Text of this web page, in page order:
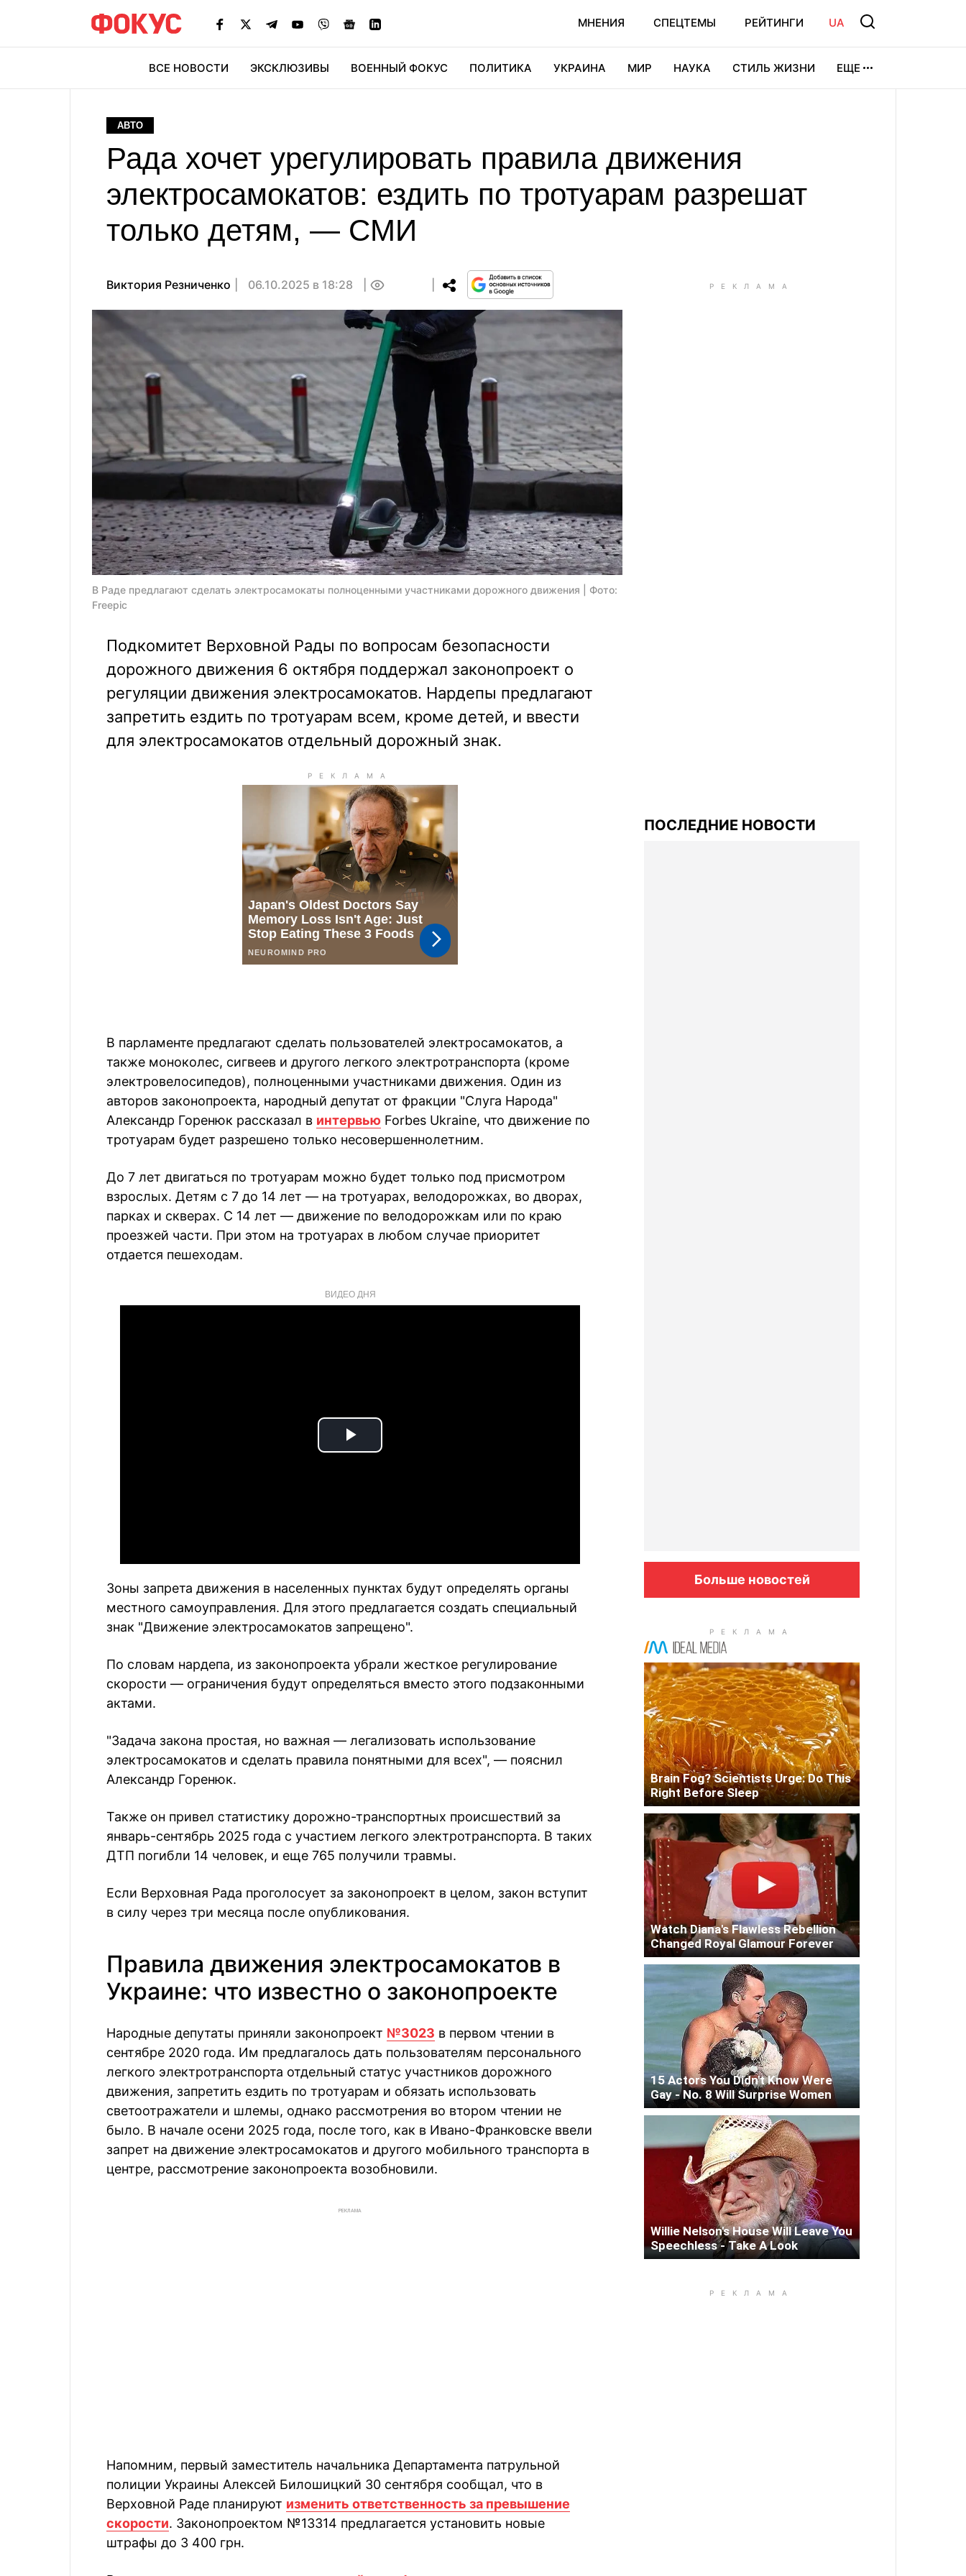
МНЕНИЯ СПЕЦТЕМЫ РЕЙТИНГИ UA
ВСЕ НОВОСТИ ЭКСКЛЮЗИВЫ ВОЕННЫЙ ФОКУС ПОЛИТИКА УКРАИНА МИР НАУКА СТИЛЬ ЖИЗНИ ЕЩЕ
АВТО
Рада хочет урегулировать правила движения
электросамокатов: ездить по тротуарам разрешат
только детям, — СМИ
Виктория Резниченко 06.10.2025 в 18:28
В Раде предлагают сделать электросамокаты полноценными участниками дорожного движения | Фото:
Freepic
Подкомитет Верховной Рады по вопросам безопасности
дорожного движения 6 октября поддержал законопроект о
регуляции движения электросамокатов. Нардепы предлагают
запретить ездить по тротуарам всем, кроме детей, и ввести
для электросамокатов отдельный дорожный знак.
В парламенте предлагают сделать пользователей электросамокатов, а
также моноколес, сигвеев и другого легкого электротранспорта (кроме
электровелосипедов), полноценными участниками движения. Один из
авторов законопроекта, народный депутат от фракции "Слуга Народа"
Александр Горенюк рассказал в интервью Forbes Ukraine, что движение по
тротуарам будет разрешено только несовершеннолетним.
До 7 лет двигаться по тротуарам можно будет только под присмотром
взрослых. Детям с 7 до 14 лет — на тротуарах, велодорожках, во дворах,
парках и скверах. С 14 лет — движение по велодорожкам или по краю
проезжей части. При этом на тротуарах в любом случае приоритет
отдается пешеходам.
ВИДЕО ДНЯ
Play
Зоны запрета движения в населенных пунктах будут определять органы
местного самоуправления. Для этого предлагается создать специальный
знак "Движение электросамокатов запрещено".
По словам нардепа, из законопроекта убрали жесткое регулирование
скорости — ограничения будут определяться вместо этого подзаконными
актами.
"Задача закона простая, но важная — легализовать использование
электросамокатов и сделать правила понятными для всех", — пояснил
Александр Горенюк.
Также он привел статистику дорожно-транспортных происшествий за
январь-сентябрь 2025 года с участием легкого электротранспорта. В таких
ДТП погибли 14 человек, и еще 765 получили травмы.
Если Верховная Рада проголосует за законопроект в целом, закон вступит
в силу через три месяца после опубликования.
Правила движения электросамокатов в
Украине: что известно о законопроекте
Народные депутаты приняли законопроект №3023 в первом чтении в
сентябре 2020 года. Им предлагалось дать пользователям персонального
легкого электротранспорта отдельный статус участников дорожного
движения, запретить ездить по тротуарам и обязать использовать
светоотражатели и шлемы, однако рассмотрения во втором чтении не
было. В начале осени 2025 года, после того, как в Ивано-Франковске ввели
запрет на движение электросамокатов и другого мобильного транспорта в
центре, рассмотрение законопроекта возобновили.
РЕКЛАМА
Напомним, первый заместитель начальника Департамента патрульной
полиции Украины Алексей Билошицкий 30 сентября сообщал, что в
Верховной Раде планируют изменить ответственность за превышение
скорости. Законопроектом №13314 предлагается установить новые
штрафы до 3 400 грн.
ПОСЛЕДНИЕ НОВОСТИ
Больше новостей